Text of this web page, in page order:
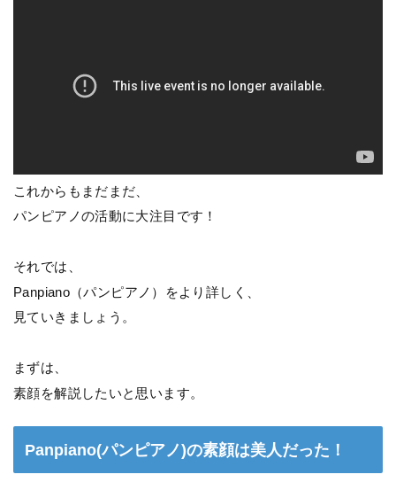
これからもまだまだ、
パンピアノの活動に大注目です！
それでは、
Panpiano（パンピアノ）をより詳しく、
見ていきましょう。
まずは、
素顔を解説したいと思います。
Panpiano(パンピアノ)の素顔は美人だった！